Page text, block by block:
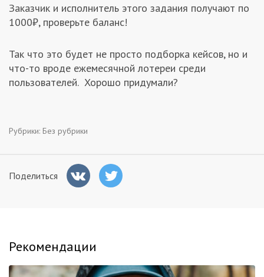
Заказчик и исполнитель этого задания получают по
1000₽, проверьте баланс!
Так что это будет не просто подборка кейсов, но и
что-то вроде ежемесячной лотереи среди
пользователей. Хорошо придумали?
Рубрики: Без рубрики
Поделиться
Рекомендации